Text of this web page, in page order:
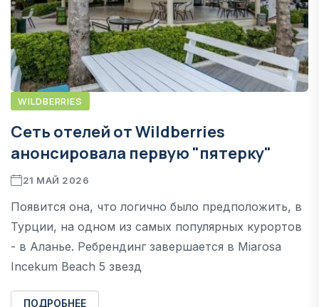
WILDBERRIES
Сеть отелей от Wildberries
анонсировала первую "пятерку"
21 МАЙ 2026
Появится она, что логично было предположить, в
Турции, на одном из самых популярных курортов
- в Аланье. Ребрендинг завершается в Miarosa
Incekum Beach 5 звезд
ПОДРОБНЕЕ